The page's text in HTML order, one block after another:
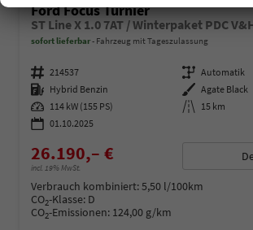
Ford Focus Turnier
sofort lieferbar Fahrzeug mit Tageszulassung
Fahrzeugnummer 214537 Getriebe Automatik
Kraftstoff Hybrid Benzin Außenfarbe Agate Black
Leistung 114 kW (155 PS) Kilometerstand 15 km
01.10.2025
26.190,– €
incl. 19% MwSt.
Verbrauch kombiniert:5,50 l/100km
CO2-Klasse: D
CO2-Emissionen: 124,00 g/km